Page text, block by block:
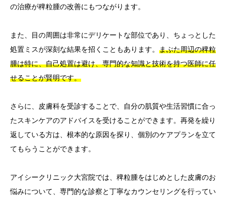
の治療が稗粒腫の改善にもつながります。
また、目の周囲は非常にデリケートな部位であり、ちょっとした
処置ミスが深刻な結果を招くこともあります。 まぶた周辺の稗粒
腫は特に、自己処置は避け、専門的な知識と技術を持つ医師に任
せることが賢明です。
さらに、皮膚科を受診することで、自分の肌質や生活習慣に合っ
たスキンケアのアドバイスを受けることができます。再発を繰り
返している方は、根本的な原因を探り、個別のケアプランを立て
てもらうことができます。
アイシークリニック大宮院では、稗粒腫をはじめとした皮膚のお
悩みについて、専門的な診察と丁寧なカウンセリングを行ってい